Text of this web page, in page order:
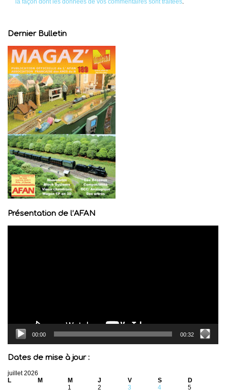
la façon dont les données de vos commentaires sont traitées.
Dernier Bulletin
Présentation de l’AFAN
00:00 00:32
Dates de mise à jour :
juillet 2026
L
M M J V S
D
1
2 3 4 5